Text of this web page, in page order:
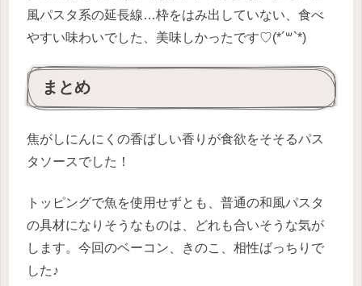
風パスタ系の延長線…枠をはみ出していない、食べ
やすい味わいでした、美味しかったです♡(*´꒳`*)
まとめ
焦がしにんにくの香ばしい香りが食欲をそそるパス
タソースでした！
トッピングで魚を使用せずとも、普通の和風パスタ
の具材になりそうなものは、どれも合いそうな気が
します。今回のベーコン、きのこ、相性ばっちりで
した♪